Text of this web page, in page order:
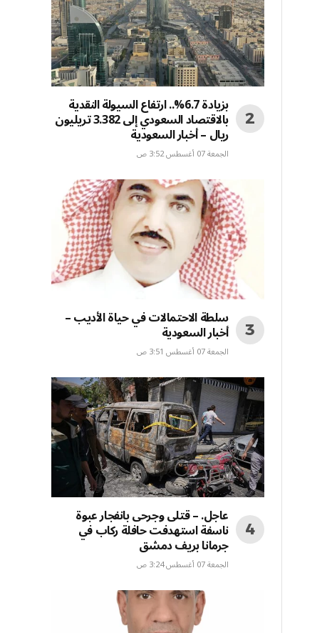
بزيادة 6.7%.. ارتفاع السيولة النقدية
بالاقتصاد السعودي إلى 3.382 تريليون
ريال – أخبار السعودية
الجمعة 07 أغسطس 3:52 ص
سلطة الاحتمالات في حياة الأديب –
أخبار السعودية
الجمعة 07 أغسطس 3:51 ص
عاجل. – قتلى وجرحى بانفجار عبوة
ناسفة استهدفت حافلة ركاب في
جرمانا بريف دمشق
الجمعة 07 أغسطس 3:24 ص